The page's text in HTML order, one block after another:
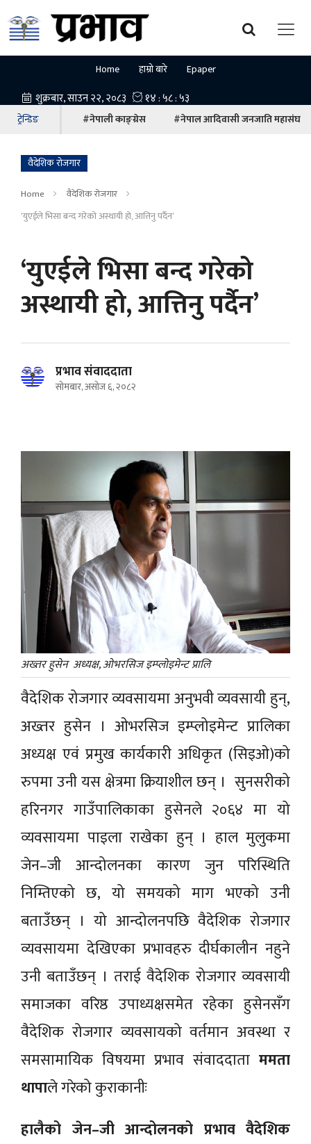
Home हाम्रो बारे Epaper
ट्रेन्डिङ #नेपाली काङ्ग्रेस #नेपाल आदिवासी जनजाति महासंघ
वैदेशिक रोजगार
Home
वैदेशिक रोजगार
‘युएईले भिसा बन्द गरेको अस्थायी हो, आत्तिनु पर्दैन’
‘युएईले भिसा बन्द गरेको
अस्थायी हो, आत्तिनु पर्दैन’
प्रभाव संवाददाता
सोमबार, असोज ६, २०८२
अख्तर हुसेन अध्यक्ष, ओभरसिज इम्प्लोइमेन्ट प्रालि
वैदेशिक रोजगार व्यवसायमा अनुभवी व्यवसायी हुन्,
अख्तर हुसेन । ओभरसिज इम्प्लोइमेन्ट प्रालिका
अध्यक्ष एवं प्रमुख कार्यकारी अधिकृत (सिइओ)को
रुपमा उनी यस क्षेत्रमा क्रियाशील छन् । सुनसरीको
हरिनगर गाउँपालिकाका हुसेनले २०६४ मा यो
व्यवसायमा पाइला राखेका हुन् । हाल मुलुकमा
जेन–जी आन्दोलनका कारण जुन परिस्थिति
निम्तिएको छ, यो समयको माग भएको उनी
बताउँछन् । यो आन्दोलनपछि वैदेशिक रोजगार
व्यवसायमा देखिएका प्रभावहरु दीर्घकालीन नहुने
उनी बताउँछन् । तराई वैदेशिक रोजगार व्यवसायी
समाजका वरिष्ठ उपाध्यक्षसमेत रहेका हुसेनसँग
वैदेशिक रोजगार व्यवसायको वर्तमान अवस्था र
समसामायिक विषयमा प्रभाव संवाददाता ममता
थापाले गरेको कुराकानीः
हालैको जेन–जी आन्दोलनको प्रभाव वैदेशिक